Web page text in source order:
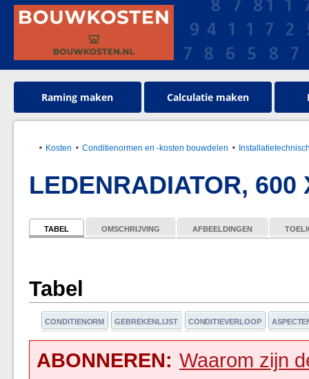
Raming maken Calculatie maken
Kosten Conditienormen en -kosten bouwdelen
LEDENRADIATOR, 600
TABEL OMSCHRIJVING AFBEELDINGEN
Tabel
CONDITIENORM GEBREKENLIJST CONDITIEVERLOOP
ABONNEREN: Waarom zijn